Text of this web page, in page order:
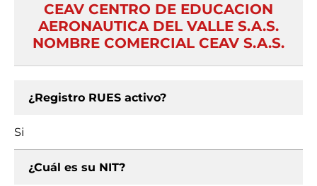
CEAV CENTRO DE EDUCACION
AERONAUTICA DEL VALLE S.A.S.
NOMBRE COMERCIAL CEAV S.A.S.
¿Registro RUES activo?
Si
¿Cuál es su NIT?